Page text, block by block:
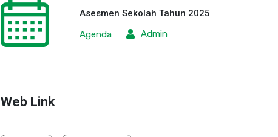
Asesmen Sekolah Tahun 2025
Agenda
Admin
Web Link